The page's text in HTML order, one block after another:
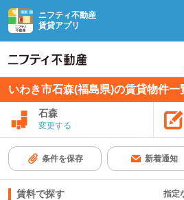
ニフティ不動産
賃貸アプリ
いわき市石森(福島県)の賃貸物件一
石森
変更する
条件を保存 新着通知
賃料で探す 指定